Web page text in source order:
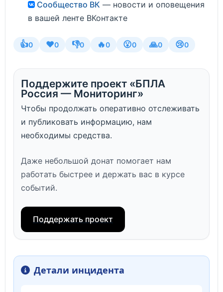
Сообщество ВК — новости и оповещения
в вашей ленте ВКонтакте
👍0 ❤️0 👎0 🔥0 😮0 🙏0 😢0
Поддержите проект «БПЛА
Россия — Мониторинг»
Чтобы продолжать оперативно отслеживать
и публиковать информацию, нам
необходимы средства.
Даже небольшой донат помогает нам
работать быстрее и держать вас в курсе
событий.
Поддержать проект
Детали инцидента